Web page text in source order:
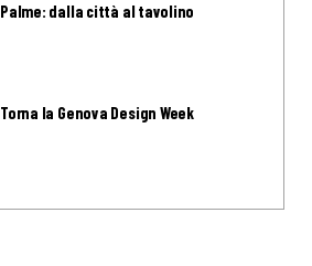
Palme: dalla città al tavolino
Torna la Genova Design Week